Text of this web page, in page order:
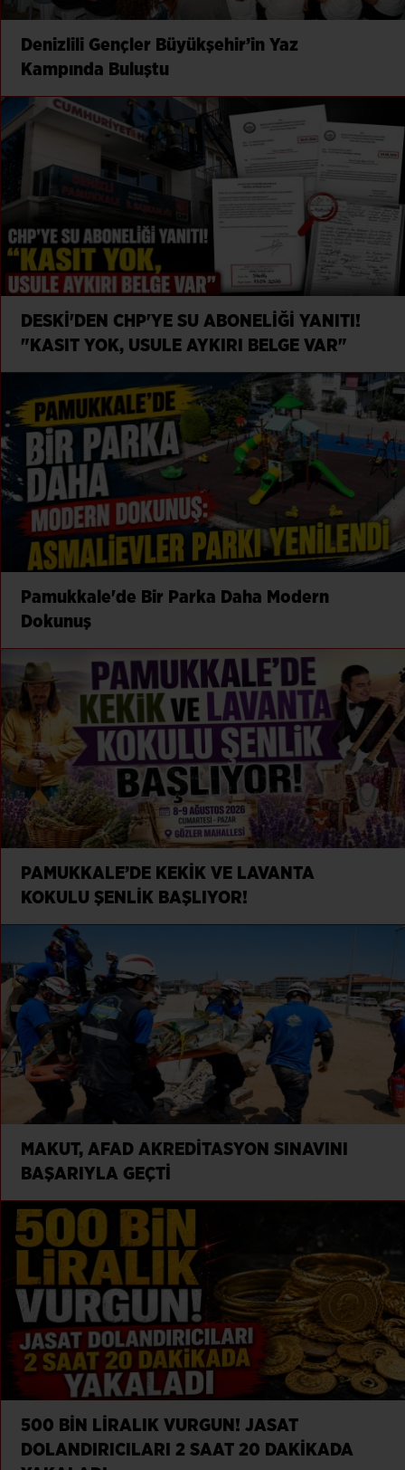
Denizlili Gençler Büyükşehir’in Yaz
Kampında Buluştu
DESKİ'DEN CHP'YE SU ABONELİĞİ YANITI!
"KASIT YOK, USULE AYKIRI BELGE VAR"
Pamukkale'de Bir Parka Daha Modern
Dokunuş
PAMUKKALE’DE KEKİK VE LAVANTA
KOKULU ŞENLİK BAŞLIYOR!
MAKUT, AFAD AKREDİTASYON SINAVINI
BAŞARIYLA GEÇTİ
500 BİN LİRALIK VURGUN! JASAT
DOLANDIRICILARI 2 SAAT 20 DAKİKADA